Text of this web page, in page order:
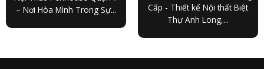
– Nơi Hòa Mình Trong Sự...
Cấp - Thiết kế Nội thất Biệt
Thự Anh Long,...